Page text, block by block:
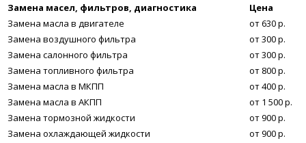
Замена масел, фильтров, диагностика
Цена
Замена масла в двигателе
от 630 р.
Замена воздушного фильтра
от 300 р.
Замена салонного фильтра
от 300 р.
Замена топливного фильтра
от 800 р.
Замена масла в МКПП
от 400 р.
Замена масла в АКПП
от 1 500 р.
Замена тормозной жидкости
от 900 р.
Замена охлаждающей жидкости
от 900 р.